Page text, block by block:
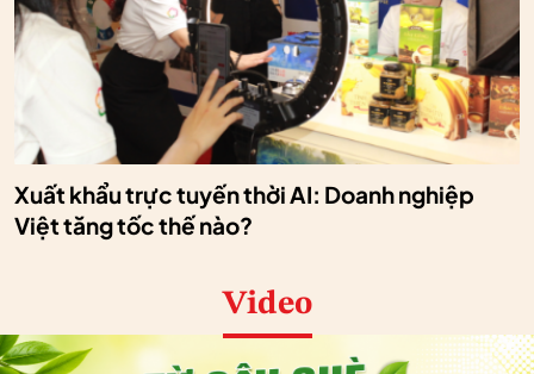
Xuất khẩu trực tuyến thời AI: Doanh nghiệp
Việt tăng tốc thế nào?
Video